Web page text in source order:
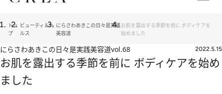
トッ
プ
ビューティ＆ヘ
ルス
にらさわあきこの日々是実践
美容道
お肌を露出する季節を前に ボディケアを
始めました
にらさわあきこの日々是実践美容道vol.68 2022.5.15
お肌を露出する季節を前に ボディケアを始め
ました